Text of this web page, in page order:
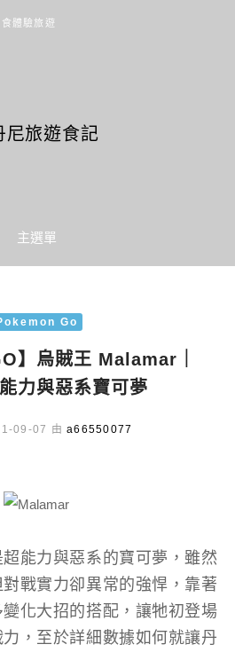
體驗旅遊
主選單
Go
】烏賊王 Malamar｜
力與惡系寶可夢
09-07 由 a66550077
能力與惡系的寶可夢，雖然
戰實力卻異常的強悍，靠著
化大招的搭配，讓牠初登場
，至於詳細數據如何就讓丹